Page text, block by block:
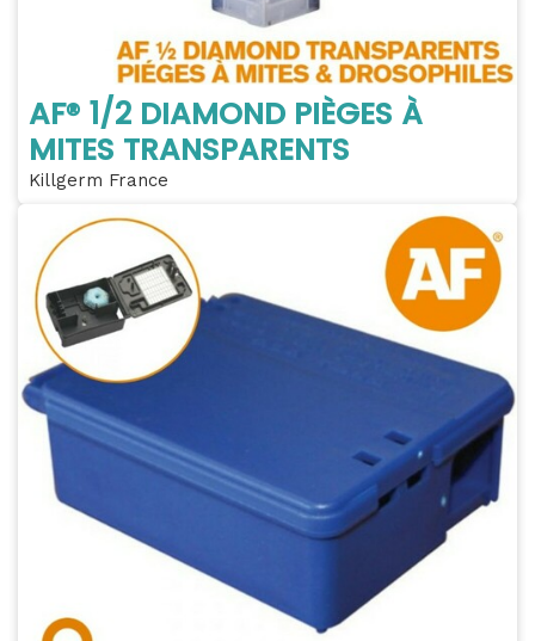
AF® 1/2 DIAMOND PIÈGES À
MITES TRANSPARENTS
Killgerm France